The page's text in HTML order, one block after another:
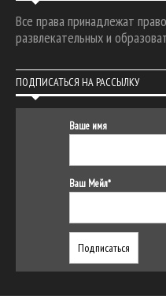
Все права принадлежат
развлекательных и
ПОДПИСАТЬСЯ НА РАССЫЛКУ
Ваше имя
Ваш Мейл*